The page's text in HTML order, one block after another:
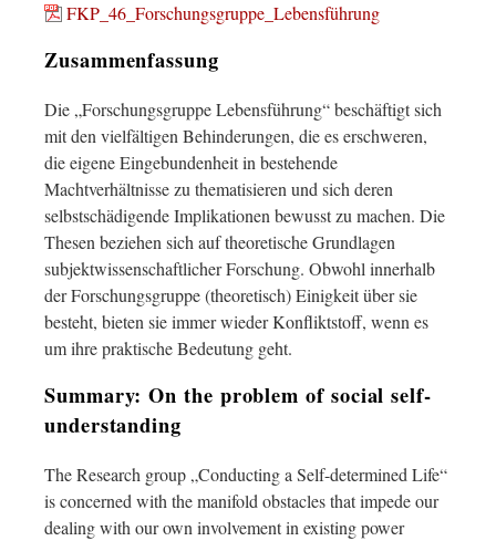
FKP_46_Forschungsgruppe_Lebensführung
Zusammenfassung
Die „Forschungsgruppe Lebensführung“ beschäftigt sich
mit den vielfältigen Behinderungen, die es erschweren,
die eigene Eingebundenheit in bestehende
Machtverhältnisse zu thematisieren und sich deren
selbstschädigende Implikationen bewusst zu machen. Die
Thesen beziehen sich auf theoretische Grundlagen
subjektwissenschaftlicher Forschung. Obwohl innerhalb
der Forschungsgruppe (theoretisch) Einigkeit über sie
besteht, bieten sie immer wieder Konfliktstoff, wenn es
um ihre praktische Bedeutung geht.
Summary: On the problem of social self-
understanding
The Research group „Conducting a Self-determined Life“
is concerned with the manifold obstacles that impede our
dealing with our own involvement in existing power